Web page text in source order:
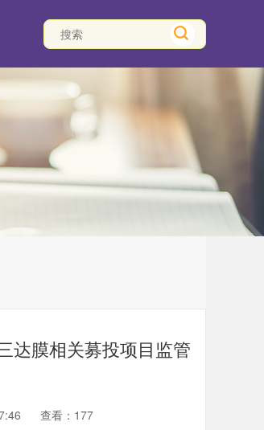
达膜相关募投项目监管
查看：177